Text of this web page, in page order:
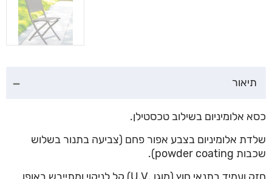
תיאור
כסא אלומיניום בשילוב טכסטילן.
שלדת אלומיניום בצבע אפור פחם (צביעה בתנור בשלוש
שכבות powder coating).